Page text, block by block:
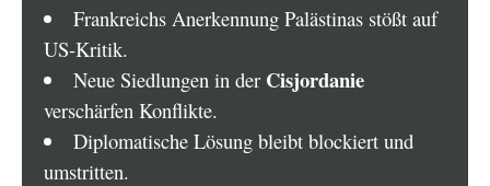
Frankreichs Anerkennung Palästinas stößt auf
US-Kritik.
Neue Siedlungen in der Cisjordanie
verschärfen Konflikte.
Diplomatische Lösung bleibt blockiert und
umstritten.